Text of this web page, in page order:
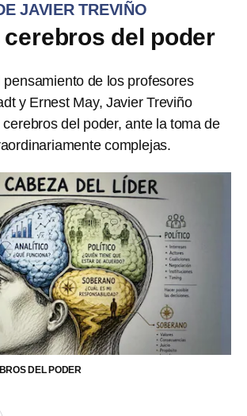
JAVIER TREVIÑO
del poder
pensamiento de los profesores
y Ernest May, Javier Treviño
del poder, ante la toma de
complejas.
DEL PODER